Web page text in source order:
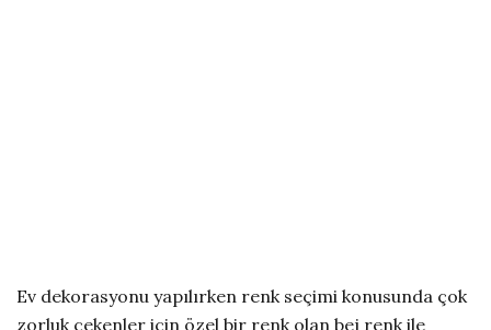
Ev dekorasyonu yapılırken renk seçimi konusunda çok
zorluk çekenler için özel bir renk olan bej renk ile